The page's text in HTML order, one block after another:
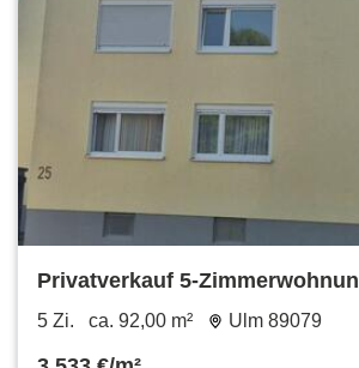
Privatverkauf 5-
Wiblingen
5 Zi. ca. 92,00 m² Ulm 89079